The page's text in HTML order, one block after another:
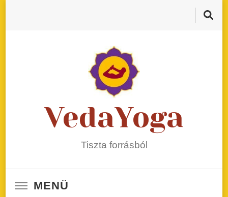
VedaYoga
Tiszta forrásból
MENÜ